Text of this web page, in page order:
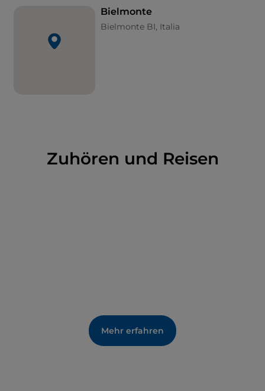
Bielmonte
Bielmonte BI, Italia
Zuhören und Reisen
Mehr erfahren